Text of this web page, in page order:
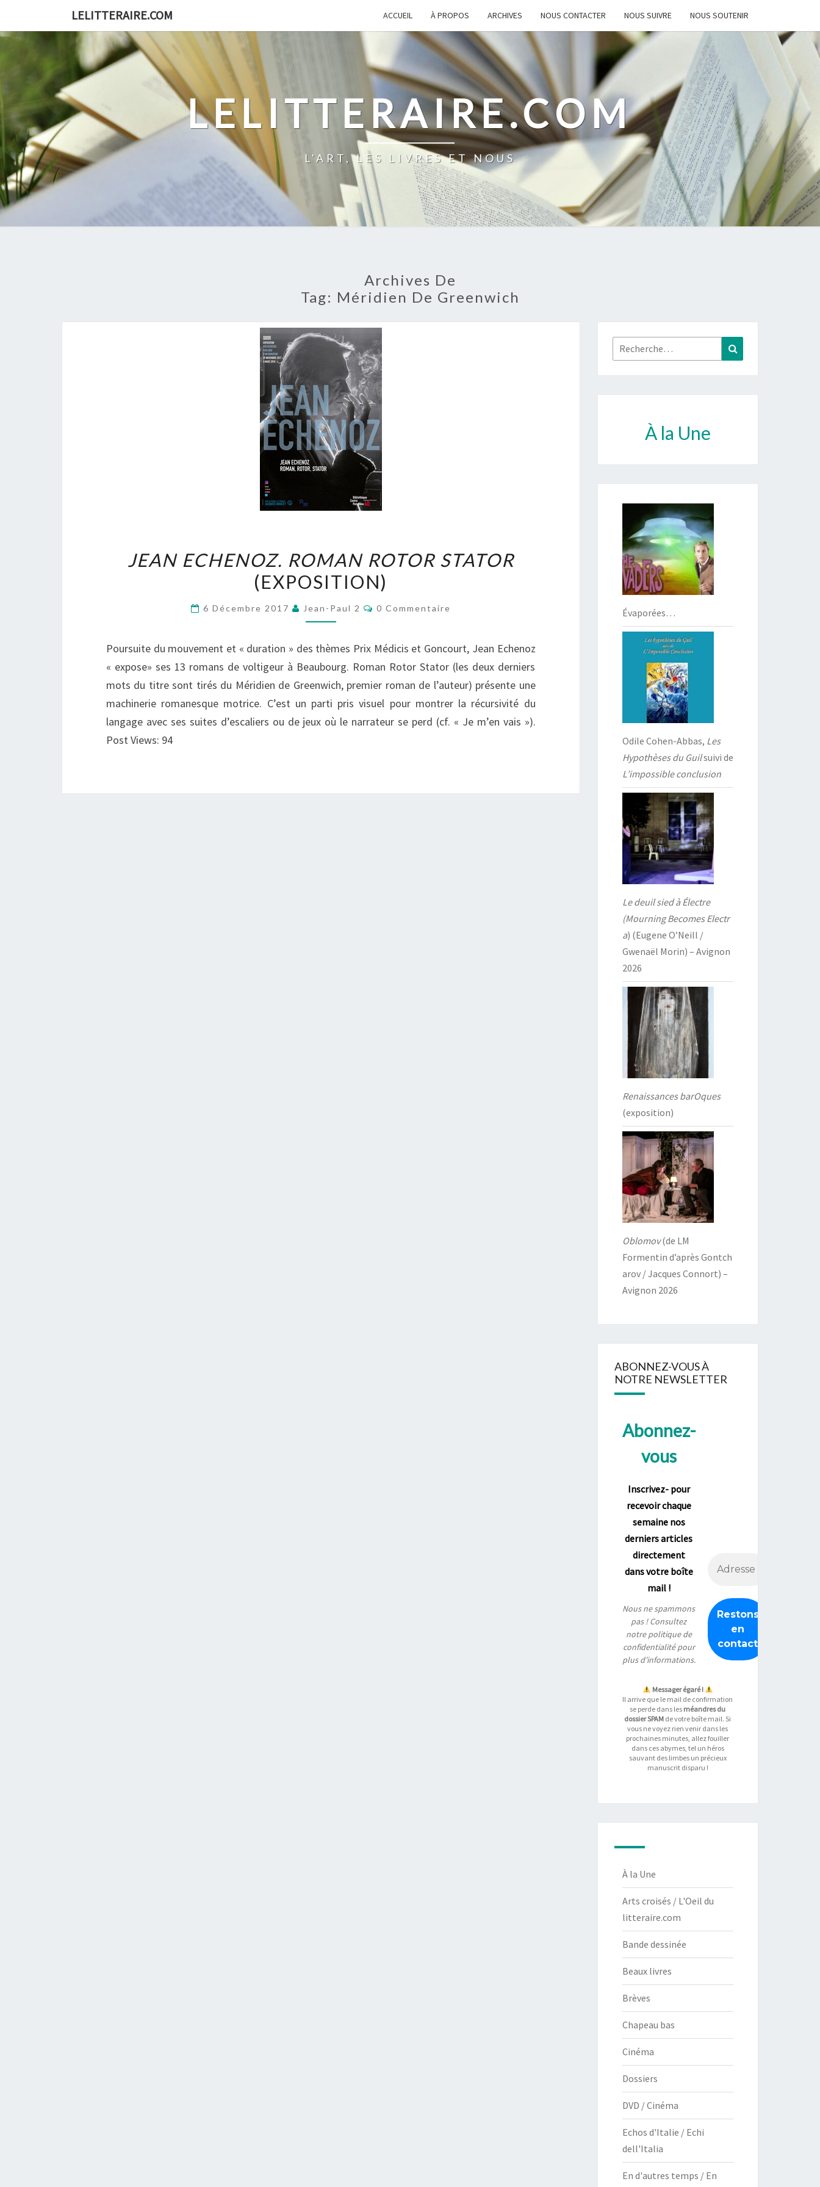
content
LELITTERAIRE.COM ACCUEIL À PROPOS ARCHIVES NOUS CONTACTER NOUS SUIVRE NOUS SOUTENIR
LELITTERAIRE.COM
L'ART, LES LIVRES ET NOUS
Archives De
Tag: Méridien De Greenwich
ECHENOZ.
ROMAN
STATOR
JEAN ECHENOZ. ROMAN ROTOR STATOR
(EXPOSITION)
6 Décembre 2017 Jean-Paul 2 Commentaires
0 Commentaire
Poursuite du mouvement et « duration » des thèmes Prix Médicis et Goncourt, Jean Echenoz
« expose» ses 13 romans de voltigeur à Beaubourg. Roman Rotor Stator (les deux derniers
mots du titre sont tirés du Méridien de Greenwich, premier roman de l’auteur) présente une
machinerie romanesque motrice. C’est un parti pris visuel pour montrer la récursivité du
langage avec ses suites d’escaliers ou de jeux où le narrateur se perd (cf. « Je m’en vais »).
Post Views: 94
Rechercher :
À la Une
Évaporées…
Odile Cohen-Abbas, Les
Hypothèses du Guilsuivi de
L’impossible conclusion
Le deuil sied à Électre
(Mourning Becomes Electr
a) (Eugene O’Neill /
Gwenaël Morin) – Avignon
2026
Renaissances barOques
(exposition)
Oblomov(de LM
Formentin d’après Gontch
arov / Jacques Connort) –
Avignon 2026
ABONNEZ-VOUS À
NOTRE NEWSLETTER
Abonnez-
vous
Inscrivez- pour
recevoir chaque
semaine nos
derniers articles
directement
dans votre boîte
mail !
Nous ne spammons
pas ! Consultez
notrepolitique de
confidentialitépour
plus d’informations.
Messager égaré !
Il arrive que le mail de confirmation
se perde dans les méandres du
dossier SPAM de votre boîte mail. Si
vous ne voyez rien venir dans les
prochaines minutes, allez fouiller
dans ces abymes, tel un héros
sauvant des limbes un précieux
manuscrit disparu !
À la Une
Arts croisés / L'Oeil du
litteraire.com
Bande dessinée
Beaux livres
Brèves
Chapeau bas
Cinéma
Dossiers
DVD / Cinéma
Echos d'Italie / Echi
dell'Italia
En d'autres temps / En